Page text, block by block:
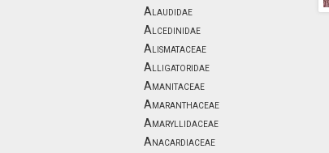
Alaudidae
Alcedinidae
Alismataceae
Alligatoridae
Amanitaceae
Amaranthaceae
Amaryllidaceae
Anacardiaceae